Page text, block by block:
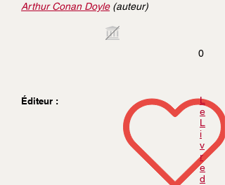
Arthur Conan Doyle(auteur)
0
Éditeur :
L
e
L
i
v
r
e
d